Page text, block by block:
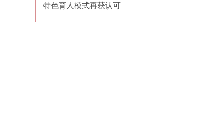
特色育人模式再获认可